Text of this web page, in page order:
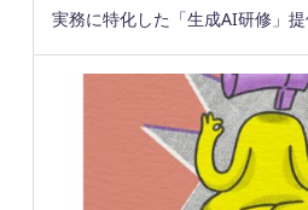
実務に特化した「生成AI研修」